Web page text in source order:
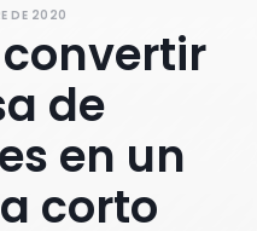
DE 2020
de
en un
corto